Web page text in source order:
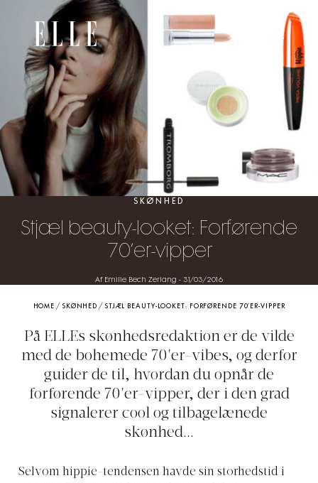
SKØNHED
Stjæl beauty-looket: Forførende
70’er-vipper
Af Emilie Bech Zerlang - 31/03/2016
HOME / SKØNHED / STJÆL BEAUTY-LOOKET: FORFØRENDE 70’ER-VIPPER
På ELLEs skønhedsredaktion er de vilde
med de bohemede 70'er-vibes, og derfor
guider de til, hvordan du opnår de
forførende 70'er-vipper, der i den grad
signalerer cool og tilbagelænede
skønhed...
Selvom hippie-tendensen havde sin storhedstid i